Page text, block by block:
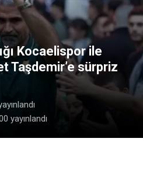
Kocaelispor ile
Taşdemir’e sürpriz
yayınlandı